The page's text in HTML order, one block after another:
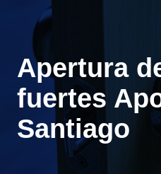
Apertura
fuertes
Santiago